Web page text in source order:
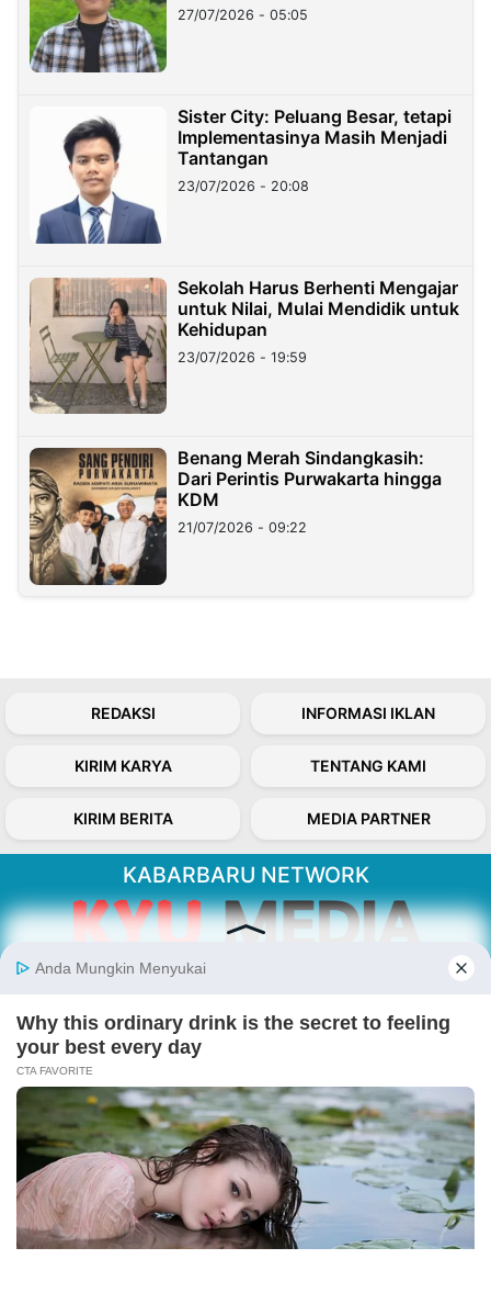
27/07/2026 - 05:05
Sister City: Peluang Besar, tetapi
Implementasinya Masih Menjadi
Tantangan
23/07/2026 - 20:08
Sekolah Harus Berhenti Mengajar
untuk Nilai, Mulai Mendidik untuk
Kehidupan
23/07/2026 - 19:59
Benang Merah Sindangkasih:
Dari Perintis Purwakarta hingga
KDM
21/07/2026 - 09:22
REDAKSI INFORMASI IKLAN
KIRIM KARYA TENTANG KAMI
KIRIM BERITA MEDIA PARTNER
KABARBARU NETWORK
Kabarbaru.co menyajikan berita aktual dan
inspiratif dari sudut pandang berbaik sangka
Follow Kabarbaru